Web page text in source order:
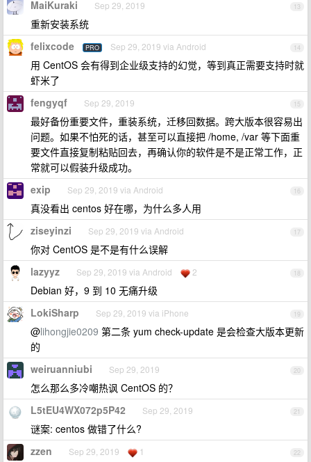
13
MaiKuraki Sep 29, 2019
重新安装系统
14
felixcode PRO Sep 29, 2019 via Android
用 CentOS 会有得到企业级支持的幻觉，等到真正需要支持时就
虾米了
15
fengyqf Sep 29, 2019
最好备份重要文件，重装系统，迁移回数据。跨大版本很容易出
问题。如果不怕死的话，甚至可以直接把 /home, /var 等下面重
要文件直接复制粘贴回去，再确认你的软件是不是正常工作，正
常就可以假装升级成功。
16
exip Sep 29, 2019 via Android
真没看出 centos 好在哪，为什么多人用
17
ziseyinzi Sep 29, 2019 via Android
你对 CentOS 是不是有什么误解
18
lazyyz Sep 29, 2019 via Android 2
Debian 好，9 到 10 无痛升级
19
LokiSharp Sep 29, 2019 via iPhone
@lihongjie0209 第二条 yum check-update 是会检查大版本更新
的
20
weiruanniubi Sep 29, 2019
怎么那么多冷嘲热讽 CentOS 的？
21
L5tEU4WX072p5P42 Sep 29, 2019
谜案: centos 做错了什么?
22
zzen Sep 29, 2019 1